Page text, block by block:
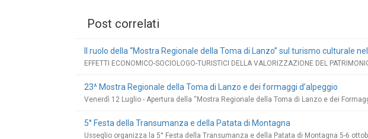
Post correlati
Il ruolo della “Mostra Regionale della Toma di Lanzo” sul turismo culturale
EFFETTI ECONOMICO-SOCIOLOGO-TURISTICI DELLA VALORIZZAZIONE DEL
23^ Mostra Regionale della Toma di Lanzo e dei formaggi d’alpeggio
Venerdì 12 Luglio - Apertura della “Mostra Regionale della Toma di Lanzo e dei
5° Festa della Transumanza e della Patata di Montagna
Usseglio organizza la 5° Festa della Transumanza e della Patata di Montagna 5-6